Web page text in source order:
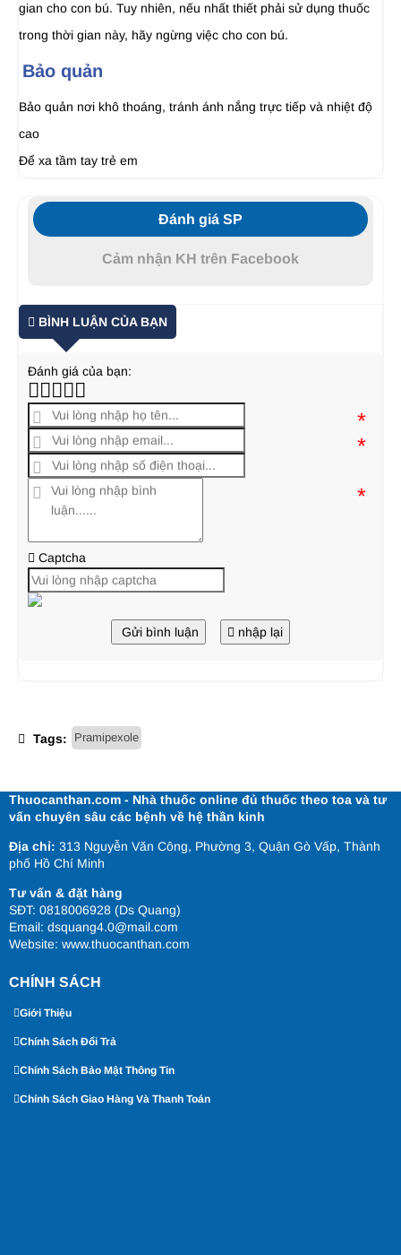
gian cho con bú. Tuy nhiên, nếu nhất thiết phải sử dụng thuốc
trong thời gian này, hãy ngừng việc cho con bú.
Bảo quản
Bảo quản nơi khô thoáng, tránh ánh nắng trực tiếp và nhiệt độ
cao
Để xa tầm tay trẻ em
Đánh giá SP
Cảm nhận KH trên Facebook
BÌNH LUẬN CỦA BẠN
Đánh giá của bạn:
*
*
*
Captcha
Gửi bình luận nhập lại
Tags: Pramipexole
Thuocanthan.com - Nhà thuốc online đủ thuốc theo toa và tư
vấn chuyên sâu các bệnh về hệ thần kinh
Địa chỉ: 313 Nguyễn Văn Công, Phường 3, Quận Gò Vấp, Thành
phố Hồ Chí Minh
Tư vấn & đặt hàng
SĐT: 0818006928 (Ds Quang)
Email: dsquang4.0@mail.com
Website: www.thuocanthan.com
CHÍNH SÁCH
Giới Thiệu
Chính Sách Đổi Trả
Chính Sách Bảo Mật Thông Tin
Chính Sách Giao Hàng Và Thanh Toán